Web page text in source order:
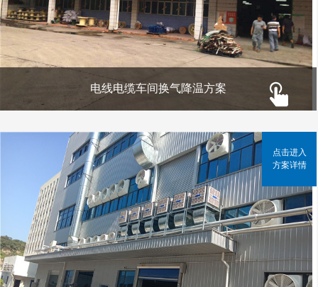
电线电缆车间换气降温方案
点击进入
方案详情